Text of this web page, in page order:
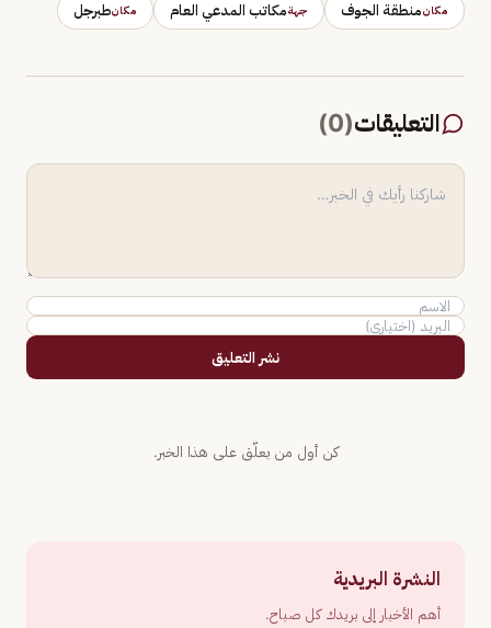
مكانمنطقة الجوف جهةمكاتب المدعي العام مكانطبرجل
التعليقات(
0
)
نشر التعليق
كن أول من يعلّق على هذا الخبر.
النشرة البريدية
أهم الأخبار إلى بريدك كل صباح.